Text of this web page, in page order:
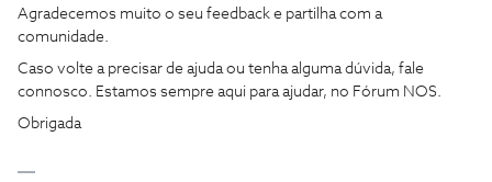
Agradecemos muito o seu feedback e partilha com a
comunidade.
Caso volte a precisar de ajuda ou tenha alguma dúvida, fale
connosco. Estamos sempre aqui para ajudar, no Fórum NOS.
Obrigada